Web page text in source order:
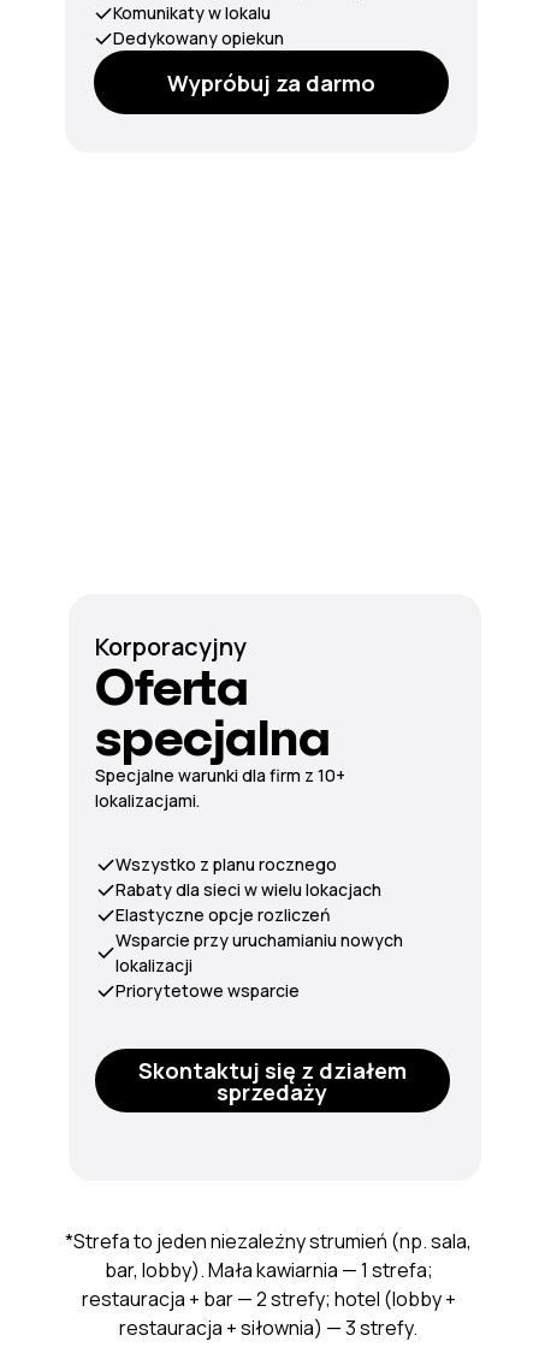
Komunikaty w lokalu
Dedykowany opiekun
Wypróbuj za darmo
*Strefa to jeden niezależny strumień (np. sala,
bar, lobby). Mała kawiarnia — 1 strefa;
restauracja + bar — 2 strefy; hotel (lobby +
restauracja + siłownia) — 3 strefy.
Korporacyjny
Oferta
specjalna
Specjalne warunki dla firm z 10+
lokalizacjami.
Skontaktuj się z działem
sprzedaży
Wszystko z planu rocznego
Rabaty dla sieci w wielu lokacjach
Elastyczne opcje rozliczeń
Wsparcie przy uruchamianiu nowych
lokalizacji
Priorytetowe wsparcie